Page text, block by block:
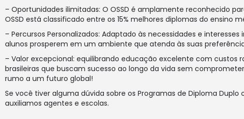
– Oportunidades ilimitadas: O OSSD é amplamente reconhecido
OSSD está classificado entre os 15% melhores diplomas do ensino
– Percursos Personalizados: Adaptado às necessidades e
alunos prosperem em um ambiente que atenda às suas
– Valor excepcional: equilibrando educação excelente com
brasileiras que buscam sucesso ao longo da vida sem
rumo a um futuro global!
Se você tiver alguma dúvida sobre os Programas de Diploma
auxiliamos agentes e escolas.